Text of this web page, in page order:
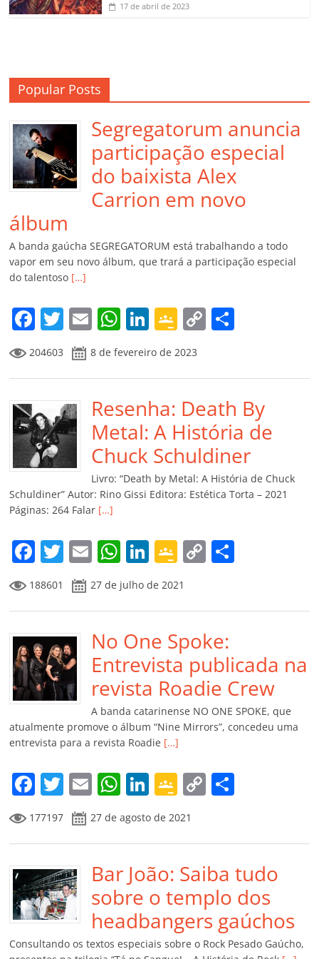
17 de abril de 2023
Popular Posts
Segregatorum anuncia
participação especial
do baixista Alex
Carrion em novo
álbum
A banda gaúcha SEGREGATORUM está trabalhando a todo
vapor em seu novo álbum, que trará a participação especial
do talentoso […]
F
a
c
e
b
o
o
k
T
w
itt
er
E
m
ai
l
W
at
s
A
p
p
Li
k
e
dI
n
G
o
o
gl
e
Cl
a
ss
ro
m
C
y
Li
n
k
p
ar
til
h
ar
204603 8 de fevereiro de 2023
Resenha: Death By
Metal: A História de
Chuck Schuldiner
Livro: “Death by Metal: A História de Chuck
Schuldiner” Autor: Rino Gissi Editora: Estética Torta – 2021
Páginas: 264 Falar […]
F
a
c
e
b
o
o
k
T
w
itt
er
E
m
ai
l
W
h
at
s
A
p
p
Li
n
k
e
dI
n
G
o
o
gl
e
Cl
a
ss
ro
o
m
C
y
Li
n
k
p
til
h
ar
188601 27 de julho de 2021
No One Spoke:
Entrevista publicada na
revista Roadie Crew
A banda catarinense NO ONE SPOKE, que
atualmente promove o álbum “Nine Mirrors”, concedeu uma
entrevista para a revista Roadie […]
F
a
c
e
b
o
o
k
T
w
itt
er
E
m
ai
l
W
at
s
A
p
p
Li
n
k
e
dI
n
G
o
o
gl
e
Cl
a
ss
C
y
Li
n
k
p
ar
til
h
ar
177197 27 de agosto de 2021
Bar João: Saiba tudo
sobre o templo dos
headbangers gaúchos
Consultando os textos especiais sobre o Rock Pesado Gaúcho,